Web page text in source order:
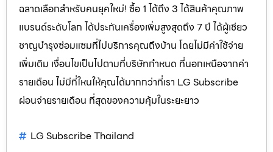
ฉลาดเลือกสำหรับคนยุคใหม่! ซื้อ 1 ได้ถึง 3 ได้สินค้าคุณภาพ
แบรนด์ระดับโลก ได้ประกันเครื่องเพิ่มสูงสุดถึง 7 ปี ได้ผู้เชียว
ชาญบำรุงซ่อมแซมที่ไปบริการคุณถึงบ้าน โดยไม่มีค่าใช้จ่าย
เพิ่มเติม เงื่อนไขเป็นไปตามที่บริษัทกำหนด ที่นอกเหนือจากค่า
รายเดือน ไม่มีที่ใหนให้คุณได้มากกว่าที่เรา LG Subscribe
ผ่อนจ่ายรายเดือน ที่สุดของความคุ้มในระยะยาว
LG Subscribe Thailand